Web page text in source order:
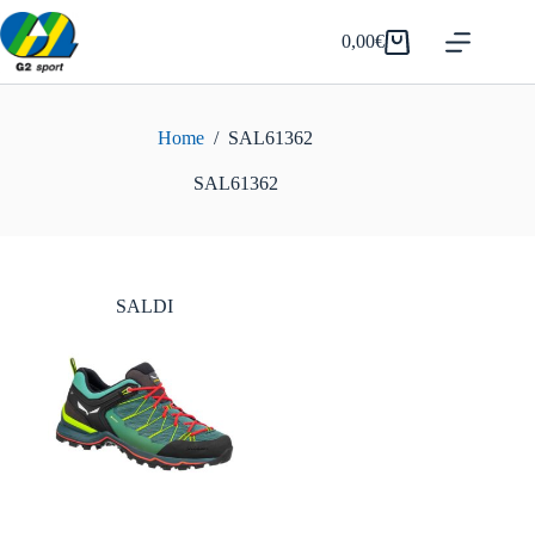
Salta
al
contenuto
Carrello
0,00€
Home / SAL61362
SAL61362
SALDI